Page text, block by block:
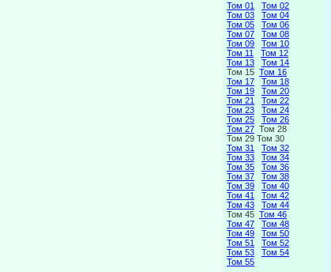
Том 01
Том 02
Том 03
Том 04
Том 05
Том 06
Том 07
Том 08
Том 09
Том 10
Том 11
Том 12
Том 13
Том 14
Том 15 Том 16
Том 17
Том 18
Том 19
Том 20
Том 21
Том 22
Том 23
Том 24
Том 25
Том 26
Том 27 Том 28
Том 29 Том 30
Том 31
Том 32
Том 33
Том 34
Том 35
Том 36
Том 37
Том 38
Том 39
Том 40
Том 41
Том 42
Том 43
Том 44
Том 45 Том 46
Том 47
Том 48
Том 49
Том 50
Том 51
Том 52
Том 53
Том 54
Том 55